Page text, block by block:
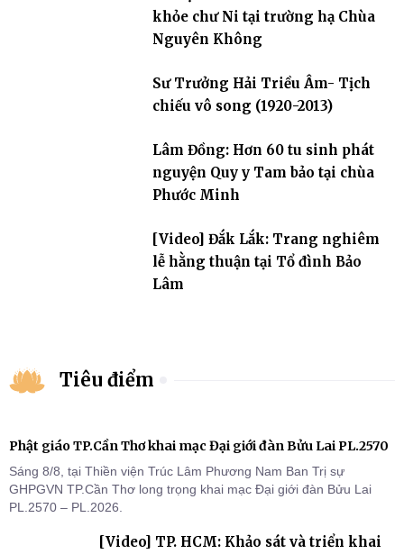
khỏe chư Ni tại trường hạ Chùa
Nguyên Không
Sư Trưởng Hải Triều Âm- Tịch
chiếu vô song (1920-2013)
Lâm Đồng: Hơn 60 tu sinh phát
nguyện Quy y Tam bảo tại chùa
Phước Minh
[Video] Đắk Lắk: Trang nghiêm
lễ hằng thuận tại Tổ đình Bảo
Lâm
Tiêu điểm
Phật giáo TP.Cần Thơ khai mạc Đại giới đàn Bửu Lai PL.2570
Sáng 8/8, tại Thiền viện Trúc Lâm Phương Nam Ban Trị sự
GHPGVN TP.Cần Thơ long trọng khai mạc Đại giới đàn Bửu Lai
PL.2570 – PL.2026.
[Video] TP. HCM: Khảo sát và triển khai